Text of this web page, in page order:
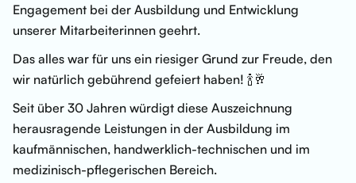
Engagement bei der Ausbildung und Entwicklung
unserer Mitarbeiterinnen geehrt.
Das alles war für uns ein riesiger Grund zur Freude, den
wir natürlich gebührend gefeiert haben! 🍾🥂
Seit über 30 Jahren würdigt diese Auszeichnung
herausragende Leistungen in der Ausbildung im
kaufmännischen, handwerklich-technischen und im
medizinisch-pflegerischen Bereich.